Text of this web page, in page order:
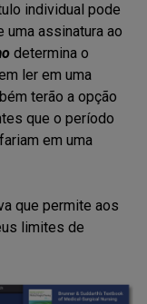
individual pode
assinatura ao
determina o
ler em uma
terão a opção
que o período
em uma
que permite aos
limites de